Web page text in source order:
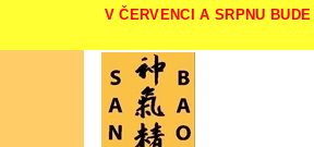
V ČERVENCI A SRPNU